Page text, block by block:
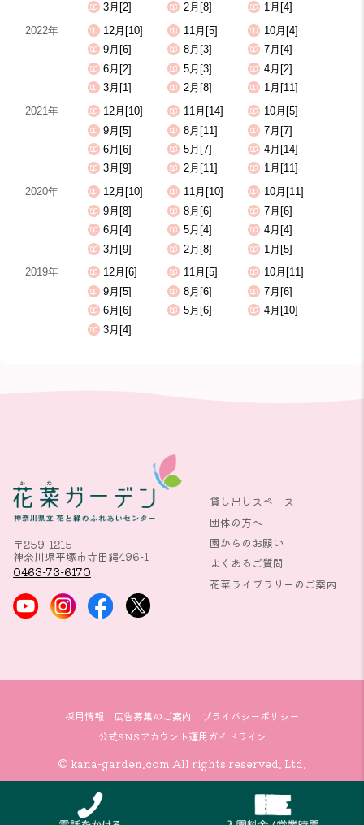
3月[2]
2月[8]
1月[4]
2022年
12月[10] 11月[5]
10月[4]
9月[6]
8月[3]
7月[4]
6月[2]
5月[3]
4月[2]
3月[1]
2月[8]
1月[11]
2021年
12月[10] 11月[14]
10月[5]
9月[5]
8月[11]
7月[7]
6月[6]
5月[7]
4月[14]
3月[9]
2月[11]
1月[11]
2020年
12月[10] 11月[10]
10月[11]
9月[8]
8月[6]
7月[6]
6月[4]
5月[4]
4月[4]
3月[9]
2月[8]
1月[5]
2019年
12月[6] 11月[5]
10月[11]
9月[5]
8月[6]
7月[6]
6月[6]
5月[6]
4月[10]
3月[4]
〒259-1215
神奈川県平塚市寺田縄496-1
0463-73-6170
貸し出しスペース
団体の方へ
園からのお願い
よくあるご質問
花菜ライブラリーのご案内
採用情報 広告募集のご案内
プライバシーポリシー
公式SNSアカウント運用ガイドライン
© kana-garden.com All rights reserved. Ltd.